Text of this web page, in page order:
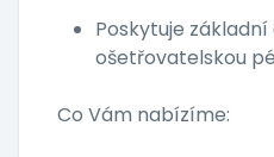
Poskytuje
ošetřovatelskou
Co Vám nabízíme: